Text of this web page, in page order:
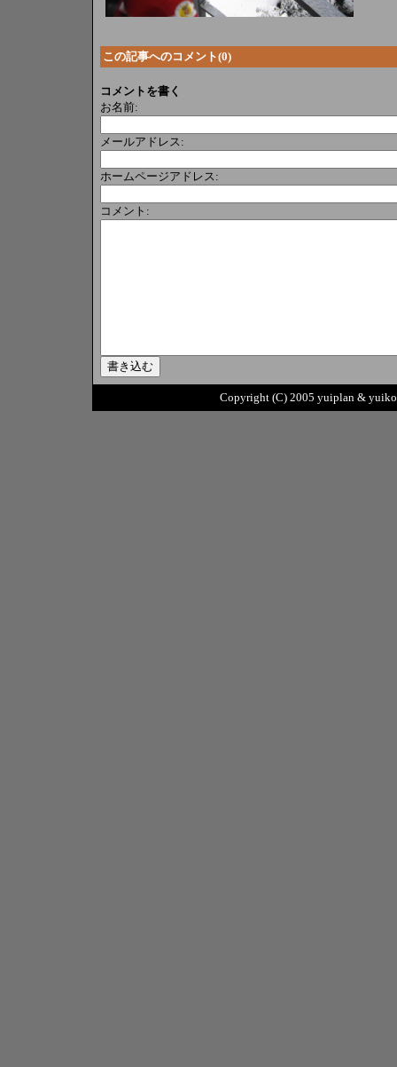
この記事へのコメント(0)
コメントを書く
お名前:
メールアドレス:
ホームページアドレス:
コメント:
Copyright (C) 2005 yuiplan &